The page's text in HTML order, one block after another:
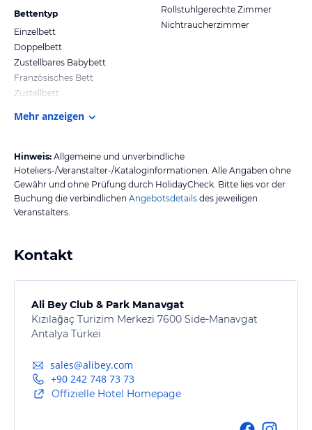
Bettentyp
Einzelbett
Doppelbett
Zustellbares Babybett
Französisches Bett
Zustellbett
Rollstuhlgerechte Zimmer
Nichtraucherzimmer
Mehr anzeigen
Hinweis: Allgemeine und unverbindliche
Hoteliers-/Veranstalter-/Kataloginformationen. Alle Angaben ohne
Gewähr und ohne Prüfung durch HolidayCheck. Bitte lies vor der
Buchung die verbindlichen Angebotsdetails des jeweiligen
Veranstalters.
Kontakt
Ali Bey Club & Park Manavgat
Kızılağaç Turizim Merkezi 7600 Side-Manavgat
Antalya Türkei
sales@alibey.com
+90 242 748 73 73
Offizielle Hotel Homepage